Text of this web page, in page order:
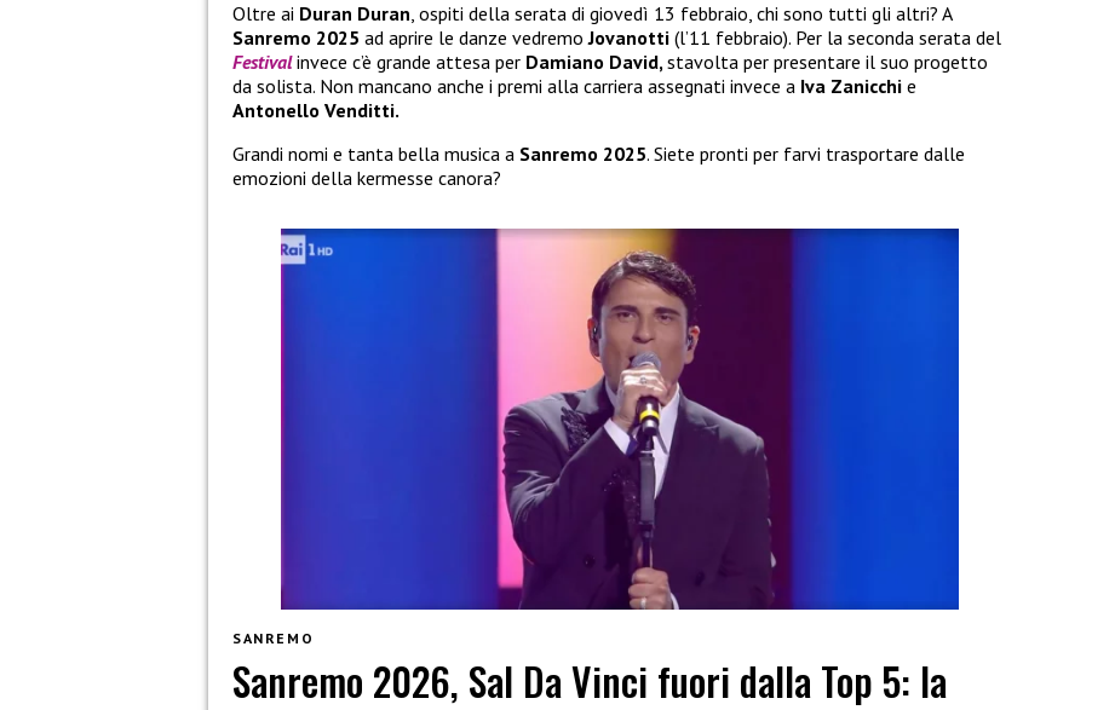
Oltre ai Duran Duran, ospiti della serata di giovedì 13 febbraio, chi sono tutti gli altri? A
Sanremo 2025 ad aprire le danze vedremoJovanotti (l’11 febbraio). Per la seconda serata del
Festivalinvece c’è grande attesa per Damiano David,stavolta per presentare il suo progetto
da solista. Non mancano anche i premi alla carriera assegnati invece a Iva Zanicchi e
Antonello Venditti.
Grandi nomi e tanta bella musica a Sanremo 2025. Siete pronti per farvi trasportare dalle
emozioni della kermesse canora?
SANREMO
Sanremo 2026, Sal Da Vinci fuori dalla Top 5: la